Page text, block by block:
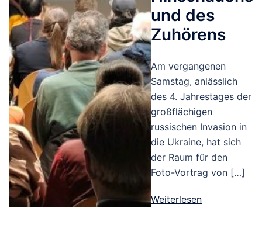
und des
Zuhörens
Am vergangenen
Samstag, anlässlich
des 4. Jahrestages der
großflächigen
russischen Invasion in
die Ukraine, hat sich
der Raum für den
Foto-Vortrag von […]
Weiterlesen